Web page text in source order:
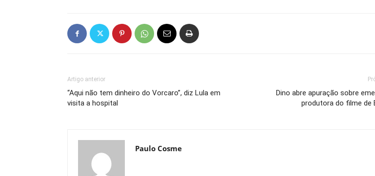
Artigo anterior
“Aqui não tem dinheiro do Vorcaro”, diz Lula em
visita a hospital
Dino abre apuração sobre
produtora do filme de
Paulo Cosme